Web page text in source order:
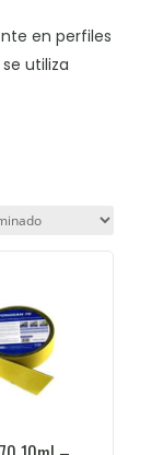
en perfiles
se utiliza